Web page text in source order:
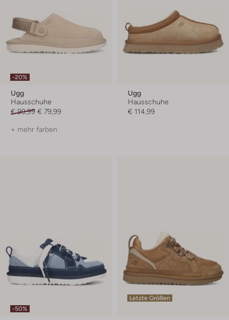
-20%
Ugg
Hausschuhe
€ 99,99 € 79,99
+ mehr farben
Ugg
Hausschuhe
€ 114,99
-50%
Letzte Größen